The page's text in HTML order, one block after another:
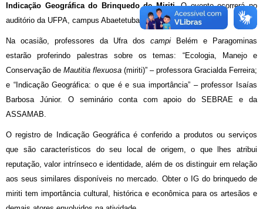
Indicação Geográfica do Brinquedo de Miriti. O evento ocorrerá no
auditório da UFPA, campus Abaetetuba, a partir das 18h.
Na ocasião, professores da Ufra dos campi Belém e Paragominas
estarão proferindo palestras sobre os temas: “Ecologia, Manejo e
Conservação de Mautitia flexuosa (miriti)” – professora Gracialda Ferreira;
e “Indicação Geográfica: o que é e sua importância” – professor Isaías
Barbosa Júnior. O seminário conta com apoio do SEBRAE e da
ASSAMAB.
O registro de Indicação Geográfica é conferido a produtos ou serviços
que são característicos do seu local de origem, o que lhes atribui
reputação, valor intrínseco e identidade, além de os distinguir em relação
aos seus similares disponíveis no mercado. Obter o IG do brinquedo de
miriti tem importância cultural, histórica e econômica para os artesãos e